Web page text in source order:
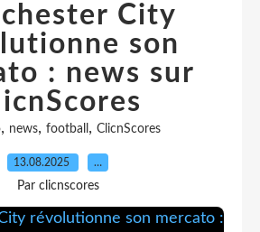
City
son
: news sur
, news, football , ClicnScores
13.08.2025 …
Par clicnscores